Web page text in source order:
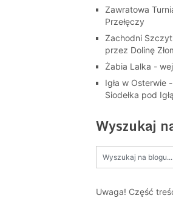
Zawratowa
Przełęczy
Zachodni
przez Dolinę
Żabia Lalka -
Igła w Osterwie
Siodełka pod Igłą
Wyszukaj
Uwaga! Część